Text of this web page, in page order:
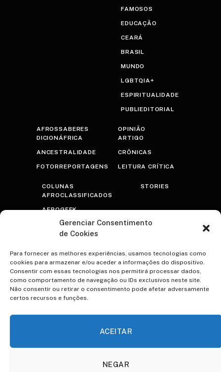
Gerenciar Consentimento
de Cookies
Para fornecer as melhores experiências, usamos tecnologias como
cookies para armazenar e/ou aceder a informações do dispositivo.
Consentir com essas tecnologias nos permitirá processar dados,
como comportamento de navegação ou IDs exclusivos neste site.
Não consentir ou retirar o consentimento pode afetar adversamente
certos recursos e funções.
ACEITAR
NEGAR
FAMOSOS
EDUCAÇÃO
CEARÁ
BRASIL
MUNDO
LGBTQIA+
ESPIRITUALIDADE
PUBLIEDITORIAL
AFROSSABERES
DICIONÁFRICA
ANCESTRALIDADE
FOTORREPORTAGENS
OPINIÃO
ARTIGO
CRÔNICAS
LEITURA CRÍTICA
COLUNAS
AFROCLASSIFICADOS
AFROGEEK
RASTROS
AFROTRANSFUTURISTA
OLHAR PRETO
PSICOTERAPRETO
NEGRA VOZ
STORIES
ESPECIAIS